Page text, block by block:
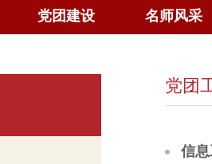
党团建设 名师风采
党团
信